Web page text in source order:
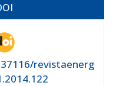
revistaenerg